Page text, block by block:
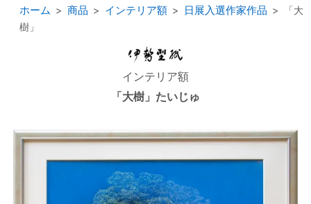
ホーム 商品 インテリア額 日展入選作家作品
「大
樹」
インテリア額
「大樹」たいじゅ